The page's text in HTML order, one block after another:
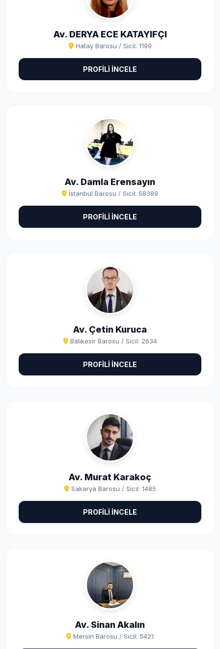
Av. DERYA ECE KATAYIFÇI
Hatay Barosu / Sicil: 1199
PROFİLİ İNCELE
Av. Damla Erensayın
İstanbul Barosu / Sicil: 58389
PROFİLİ İNCELE
Av. Çetin Kuruca
Balıkesir Barosu / Sicil: 2634
PROFİLİ İNCELE
Av. Murat Karakoç
Sakarya Barosu / Sicil: 1485
PROFİLİ İNCELE
Av. Sinan Akalın
Mersin Barosu / Sicil: 5421